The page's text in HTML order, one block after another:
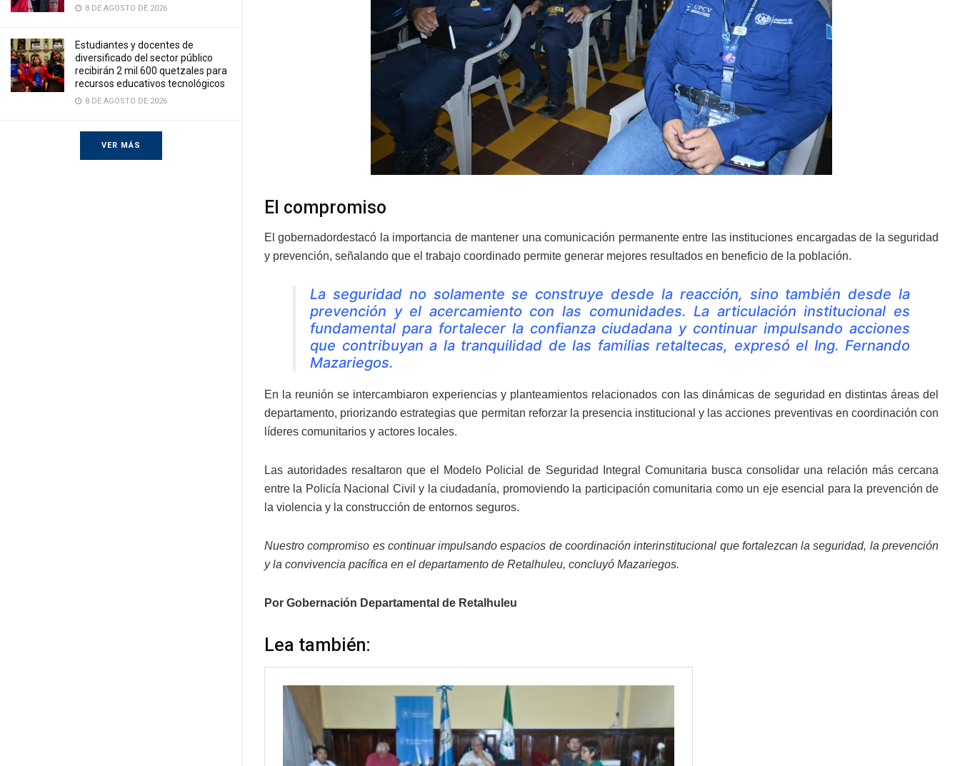
8 DE AGOSTO DE 2026
Estudiantes y docentes de
diversificado del sector público
recibirán 2 mil 600 quetzales para
recursos educativos tecnológicos
8 DE AGOSTO DE 2026
VER MÁS
El compromiso
El gobernadordestacó la importancia de mantener una comunicación permanente entre las instituciones encargadas de la seguridad
y prevención, señalando que el trabajo coordinado permite generar mejores resultados en beneficio de la población.
La seguridad no solamente se construye desde la reacción, sino también desde la
prevención y el acercamiento con las comunidades. La articulación institucional es
fundamental para fortalecer la confianza ciudadana y continuar impulsando acciones
que contribuyan a la tranquilidad de las familias retaltecas, expresó el Ing. Fernando
Mazariegos.
En la reunión se intercambiaron experiencias y planteamientos relacionados con las dinámicas de seguridad en distintas áreas del
departamento, priorizando estrategias que permitan reforzar la presencia institucional y las acciones preventivas en coordinación con
líderes comunitarios y actores locales.
Las autoridades resaltaron que el Modelo Policial de Seguridad Integral Comunitaria busca consolidar una relación más cercana
entre la Policía Nacional Civil y la ciudadanía, promoviendo la participación comunitaria como un eje esencial para la prevención de
la violencia y la construcción de entornos seguros.
Nuestro compromiso es continuar impulsando espacios de coordinación interinstitucional que fortalezcan la seguridad, la prevención
y la convivencia pacífica en el departamento de Retalhuleu, concluyó Mazariegos.
Por Gobernación Departamental de Retalhuleu
Lea también: